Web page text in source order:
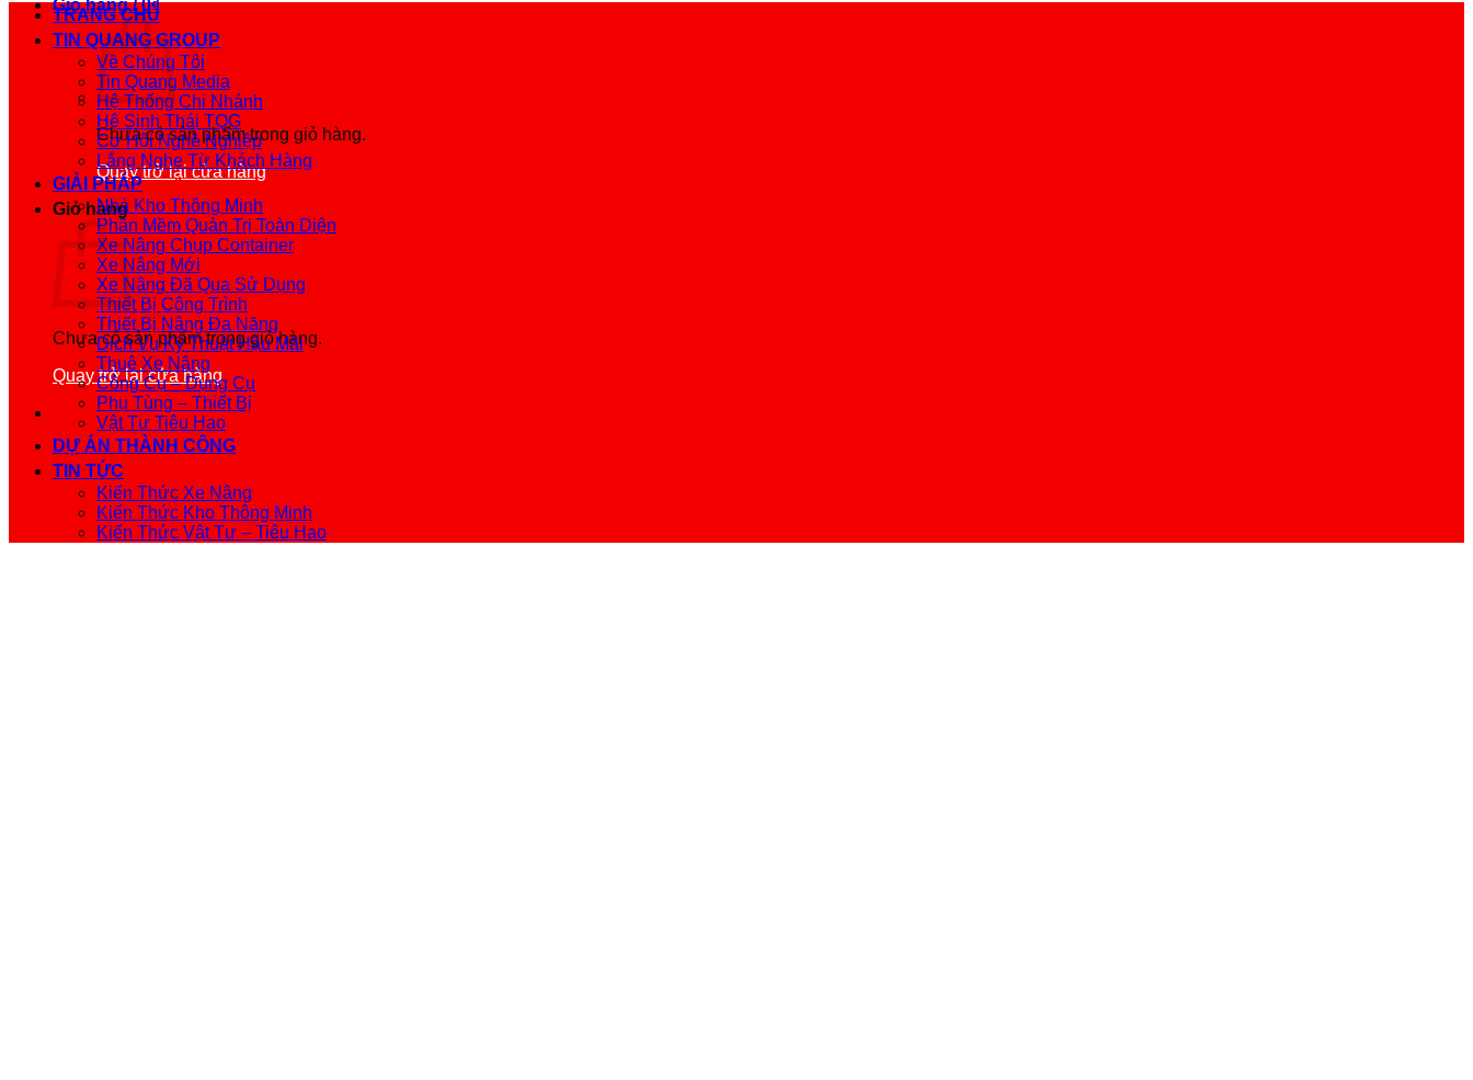
Giỏ hàng /0₫
Chưa có sản phẩm trong giỏ hàng.
Quay trở lại cửa hàng
Giỏ hàng
Chưa có sản phẩm trong giỏ hàng.
Quay trở lại cửa hàng
TRANG CHỦ
TIN QUANG GROUP
Về Chúng Tôi
Tin Quang Media
Hệ Thống Chi Nhánh
Hệ Sinh Thái TQG
Cơ Hội Nghề Nghiệp
Lắng Nghe Từ Khách Hàng
GIẢI PHÁP
Nhà Kho Thông Minh
Phần Mềm Quản Trị Toàn Diện
Xe Nâng Chụp Container
Xe Nâng Mới
Xe Nâng Đã Qua Sử Dụng
Thiết Bị Công Trình
Thiết Bị Nâng Đa Năng
Dịch Vụ Kỹ Thuật Hậu Mãi
Thuê Xe Nâng
Công Cụ – Dụng Cụ
Phụ Tùng – Thiết Bị
Vật Tư Tiêu Hao
DỰ ÁN THÀNH CÔNG
TIN TỨC
Kiến Thức Xe Nâng
Kiến Thức Kho Thông Minh
Kiến Thức Vật Tư – Tiêu Hao